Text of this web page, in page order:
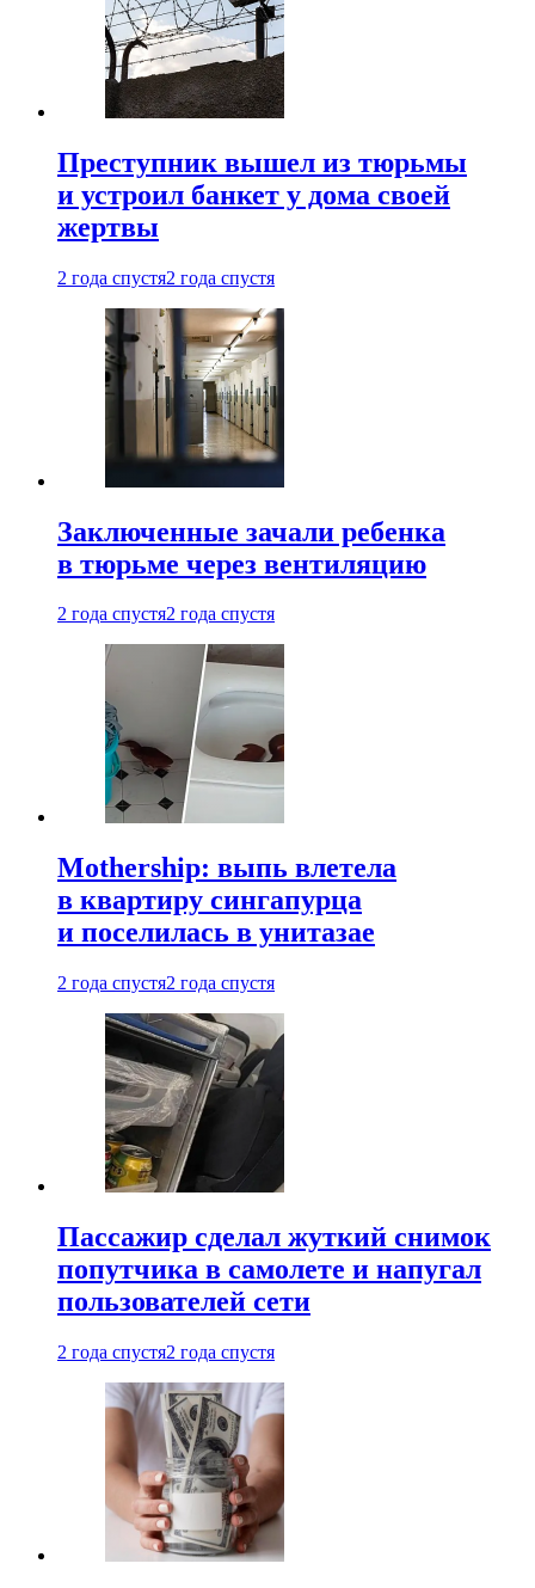
Преступник вышел из тюрьмы
и устроил банкет у дома своей
жертвы
2 года спустя2 года спустя
Заключенные зачали ребенка
в тюрьме через вентиляцию
2 года спустя2 года спустя
Mothership: выпь влетела
в квартиру сингапурца
и поселилась в унитазае
2 года спустя2 года спустя
Пассажир сделал жуткий снимок
попутчика в самолете и напугал
пользователей сети
2 года спустя2 года спустя